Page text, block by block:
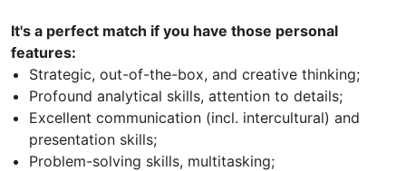
It's a perfect match if you have those personal
features:
Strategic, out-of-the-box, and creative thinking;
Profound analytical skills, attention to details;
Excellent communication (incl. intercultural) and
presentation skills;
Problem-solving skills, multitasking;